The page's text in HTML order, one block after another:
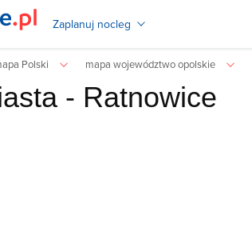
Zaplanuj nocleg
Polski mapa województwo opolskie
- Ratnowice